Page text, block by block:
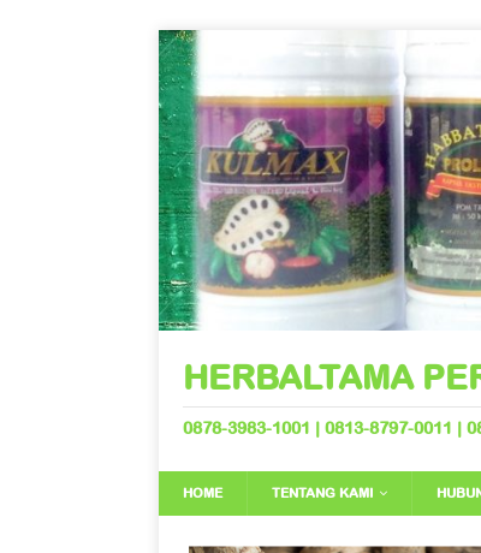
HERBALTAMA
0878-3983-1001 | 0813-8797-0011 |
HOME TENTANG KAMI